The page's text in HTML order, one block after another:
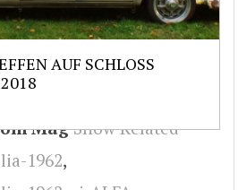
AUF SCHLOSS
Mag Show Related
1962,